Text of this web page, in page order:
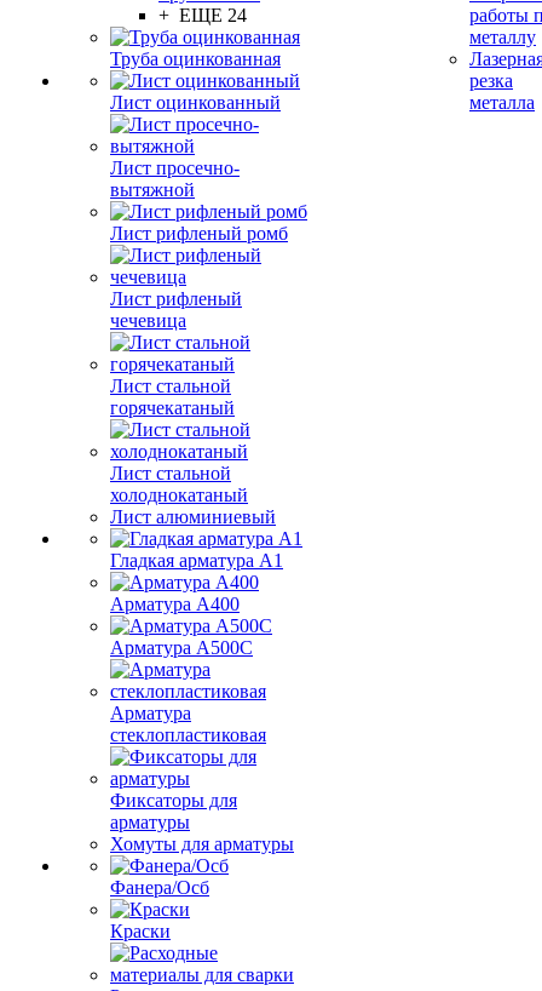
+ ЕЩЕ 24
Труба оцинкованная
Лист оцинкованный
Лист просечно-
вытяжной
Лист рифленый ромб
Лист рифленый
чечевица
Лист стальной
горячекатаный
Лист стальной
холоднокатаный
Лист алюминиевый
Гладкая арматура А1
Арматура А400
Арматура A500C
Арматура
стеклопластиковая
Фиксаторы для
арматуры
Хомуты для арматуры
Фанера/Осб
Краски
работы
металлу
резка
металла